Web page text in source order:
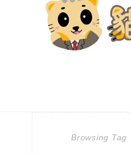
Browsing Tag